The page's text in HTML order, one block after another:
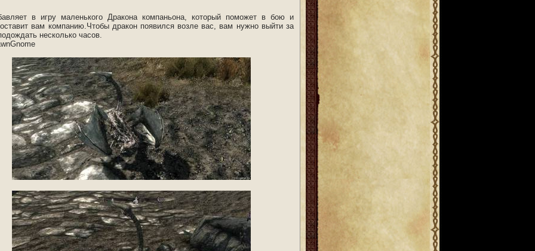
в игру маленького Дракона компаньона, который поможет в бою и
вам компанию.Чтобы дракон появился возле вас, вам нужно выйти за
несколько часов.